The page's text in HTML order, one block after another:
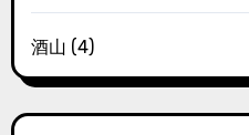
酒山 (4)